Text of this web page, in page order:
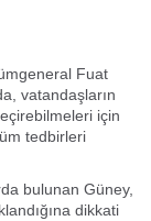
Fuat
vatandaşların
için
tedbirleri
bulunan Güney,
dikkati